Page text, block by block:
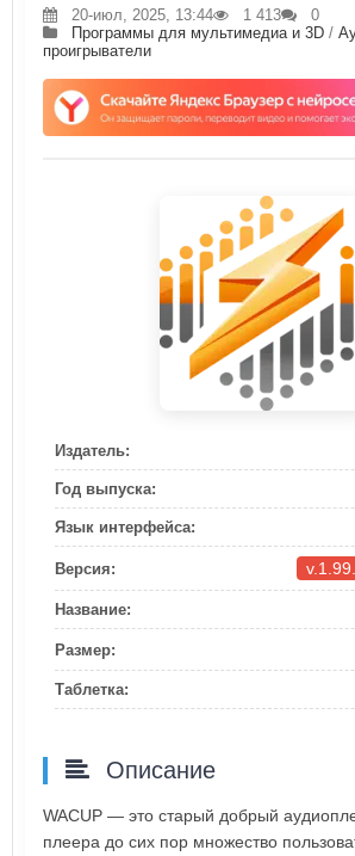
20-июл, 2025, 13:44 1 413
0
Программы для мультимедиа и 3D /
проигрыватели
Издатель:
Год выпуска:
Язык интерфейса:
Версия:
Название:
Размер:
Таблетка:
Описание
WACUP — это старый добрый
плеера до сих пор множество